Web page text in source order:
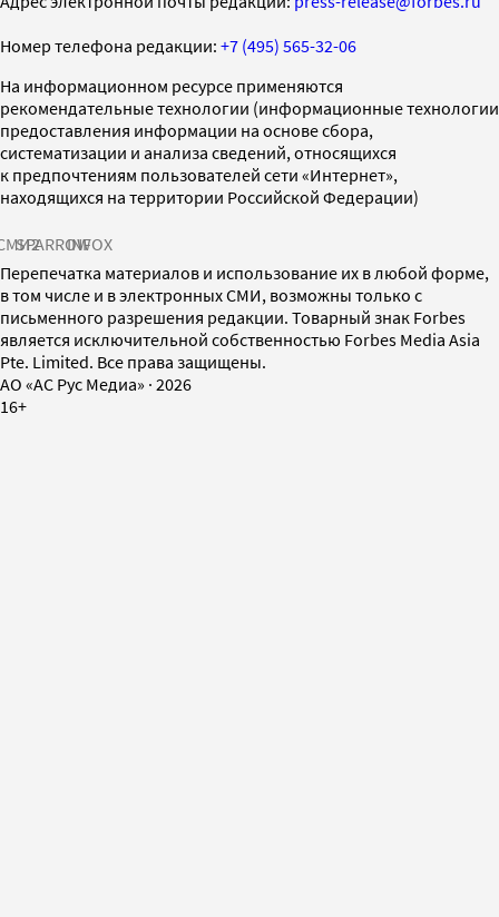
Номер телефона редакции: +7 (495) 565-32-06
На информационном ресурсе применяются
рекомендательные технологии (информационные технологии
предоставления информации на основе сбора,
систематизации и анализа сведений, относящихся
к предпочтениям пользователей сети «Интернет»,
находящихся на территории Российской Федерации)
SPARROWINFOX
Перепечатка материалов и использование их в любой форме,
в том числе и в электронных СМИ, возможны только с
письменного разрешения редакции. Товарный знак Forbes
является исключительной собственностью Forbes Media Asia
Pte. Limited. Все права защищены.
AO «АС Рус Медиа» · 2026
16+